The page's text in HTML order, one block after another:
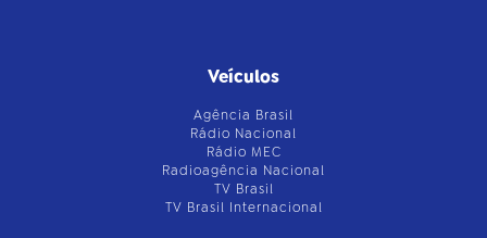
Veículos
Agência Brasil
Rádio Nacional
Rádio MEC
Radioagência Nacional
TV Brasil
TV Brasil Internacional